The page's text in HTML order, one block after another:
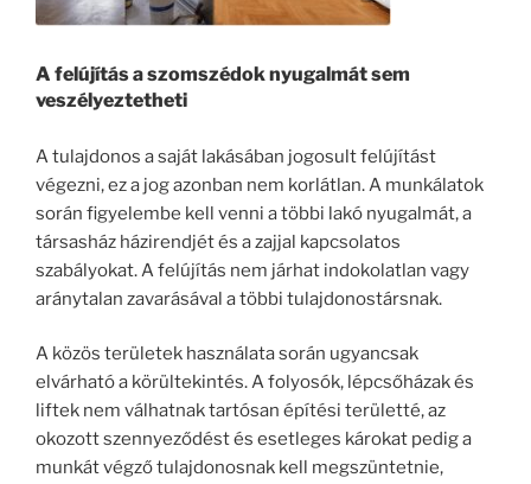
A felújítás a szomszédok nyugalmát sem
veszélyeztetheti
A tulajdonos a saját lakásában jogosult felújítást
végezni, ez a jog azonban nem korlátlan. A munkálatok
során figyelembe kell venni a többi lakó nyugalmát, a
társasház házirendjét és a zajjal kapcsolatos
szabályokat. A felújítás nem járhat indokolatlan vagy
aránytalan zavarásával a többi tulajdonostársnak.
A közös területek használata során ugyancsak
elvárható a körültekintés. A folyosók, lépcsőházak és
liftek nem válhatnak tartósan építési területté, az
okozott szennyeződést és esetleges károkat pedig a
munkát végző tulajdonosnak kell megszüntetnie,